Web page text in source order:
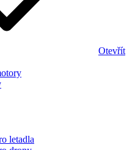
Otevřít
letadla